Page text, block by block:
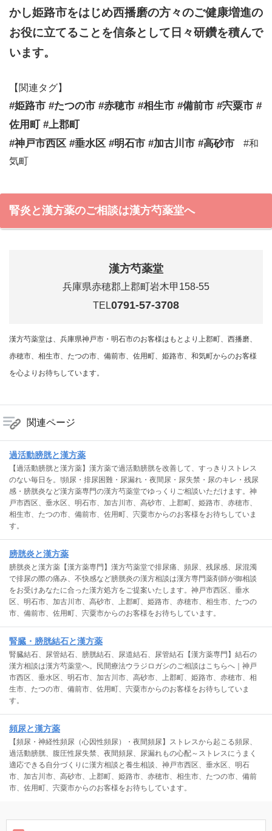
かし姫路市をはじめ西播磨の方々のご健康増進の
お役に立てることを信条として日々研鑽を積んで
います。
【関連タグ】
#姫路市 #たつの市 #赤穂市 #相生市 #備前市 #宍粟市 #
佐用町 #上郡町
#神戸市西区 #垂水区 #明石市 #加古川市 #高砂市 #和
気町
腎炎と漢方薬のご相談は漢方芍薬堂へ
漢方芍薬堂
兵庫県赤穂郡上郡町岩木甲158-55
TEL0791-57-3708
漢方芍薬堂は、兵庫県神戸市・明石市のお客様はもとより上郡町、西播磨、
赤穂市、相生市、たつの市、備前市、佐用町、姫路市、和気町からのお客様
を心よりお待ちしています。
関連ページ
過活動膀胱と漢方薬
【過活動膀胱と漢方薬】漢方薬で過活動膀胱を改善して、すっきりストレス
のない毎日を。!頻尿・排尿困難・尿漏れ・夜間尿・尿失禁・尿のキレ・残尿
感・膀胱炎など漢方薬専門の漢方芍薬堂でゆっくりご相談いただけます。神
戸市西区、垂水区、明石市、加古川市、高砂市、上郡町、姫路市、赤穂市、
相生市、たつの市、備前市、佐用町、宍粟市からのお客様をお待ちしていま
す。
膀胱炎と漢方薬
膀胱炎と漢方薬【漢方薬専門】漢方芍薬堂で排尿痛、頻尿、残尿感、尿混濁
で排尿の際の痛み、不快感など膀胱炎の漢方相談は漢方専門薬剤師が御相談
をお受けあなたに合った漢方処方をご提案いたします。神戸市西区、垂水
区、明石市、加古川市、高砂市、上郡町、姫路市、赤穂市、相生市、たつの
市、備前市、佐用町、宍粟市からのお客様をお待ちしています。
腎臓・膀胱結石と漢方薬
腎臓結石、尿管結石、膀胱結石、尿道結石、尿管結石【漢方薬専門】結石の
漢方相談は漢方芍薬堂へ。民間療法ウラジロガシのご相談はこちらへ｜神戸
市西区、垂水区、明石市、加古川市、高砂市、上郡町、姫路市、赤穂市、相
生市、たつの市、備前市、佐用町、宍粟市からのお客様をお待ちしていま
す。
頻尿と漢方薬
【頻尿・神経性頻尿（心因性頻尿）・夜間頻尿】ストレスから起こる頻尿、
過活動膀胱、腹圧性尿失禁、夜間頻尿、尿漏れもの心配～ストレスにうまく
適応できる自分づくりに漢方相談と養生相談、神戸市西区、垂水区、明石
市、加古川市、高砂市、上郡町、姫路市、赤穂市、相生市、たつの市、備前
市、佐用町、宍粟市からのお客様をお待ちしています。